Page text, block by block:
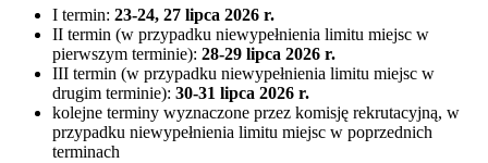
I termin: 23-24, 27 lipca 2026 r.
II termin (w przypadku niewypełnienia limitu miejsc w
pierwszym terminie): 28-29 lipca 2026 r.
III termin (w przypadku niewypełnienia limitu miejsc w
drugim terminie): 30-31 lipca 2026 r.
kolejne terminy wyznaczone przez komisję rekrutacyjną, w
przypadku niewypełnienia limitu miejsc w poprzednich
terminach